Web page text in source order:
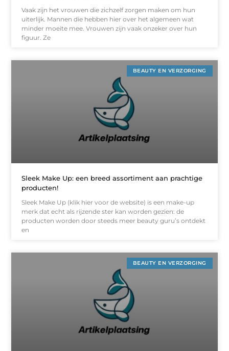
Vaak zijn het vrouwen die zichzelf zorgen maken om hun
uiterlijk. Mannen die hebben hier over het algemeen wat
minder moeite mee. Vrouwen zijn vaak onzeker over hun
figuur. Ze
BEAUTY EN VERZORGING
Sleek Make Up: een breed assortiment aan prachtige
producten!
Sleek Make Up (klik hier voor de website) is een make-up
merk dat echt als rijzende ster kan worden gezien: de
producten worden door steeds meer beauty guru’s ontdekt
en
BEAUTY EN VERZORGING